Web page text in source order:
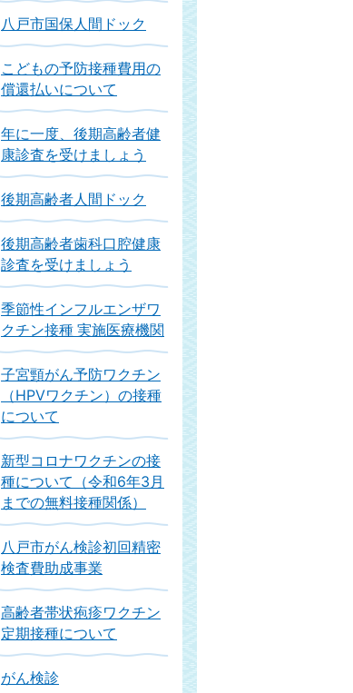
八戸市国保人間ドック
こどもの予防接種費用の
償還払いについて
年に一度、後期高齢者健
康診査を受けましょう
後期高齢者人間ドック
後期高齢者歯科口腔健康
診査を受けましょう
季節性インフルエンザワ
クチン接種 実施医療機関
子宮頸がん予防ワクチン
（HPVワクチン）の接種
について
新型コロナワクチンの接
種について（令和6年3月
までの無料接種関係）
八戸市がん検診初回精密
検査費助成事業
高齢者帯状疱疹ワクチン
定期接種について
がん検診